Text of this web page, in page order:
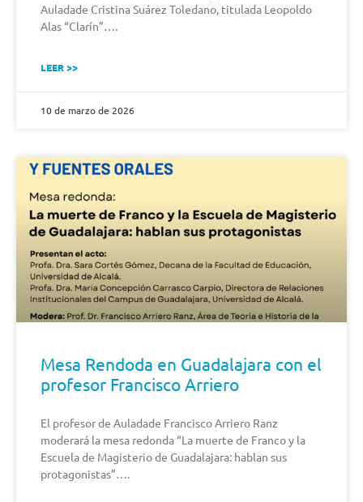
Auladade Cristina Suárez Toledano, titulada Leopoldo
Alas “Clarín”….
LEER >>
10 de marzo de 2026
Mesa Rendoda en Guadalajara con el
profesor Francisco Arriero
El profesor de Auladade Francisco Arriero Ranz
moderará la mesa redonda “La muerte de Franco y la
Escuela de Magisterio de Guadalajara: hablan sus
protagonistas”….